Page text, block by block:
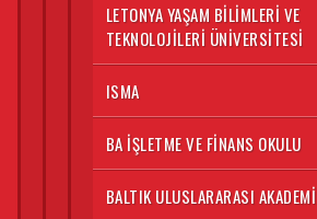
LETONYA YAŞAM BILIMLERI VE
TEKNOLOJILERI ÜNIVERSITESI
ISMA
BA İŞLETME VE FINANS OKULU
BALTIK ULUSLARARASI AKADEMI